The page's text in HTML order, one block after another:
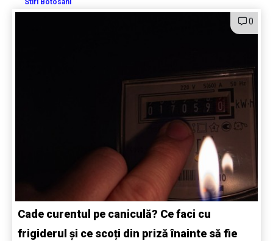
Stiri Botosani
0
Cade curentul pe caniculă? Ce faci cu
frigiderul și ce scoți din priză înainte să fie